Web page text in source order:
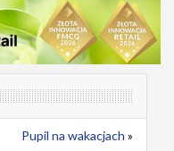
Pupil na wakacjach »